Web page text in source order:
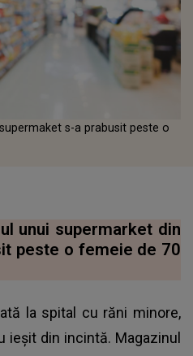
s-a prabusit peste o
unui supermarket din
peste o femeie de 70
la spital cu răni minore,
ieşit din incintă. Magazinul